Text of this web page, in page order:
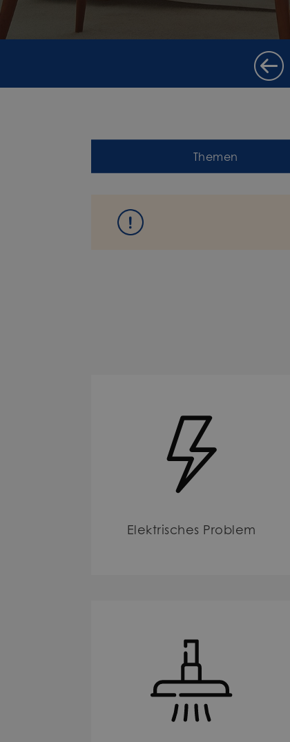
Themen
Elektrisches Problem